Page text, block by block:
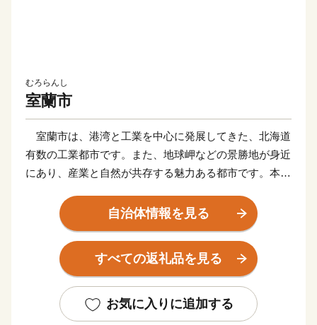
むろらんし
室蘭市
室蘭市は、港湾と工業を中心に発展してきた、北海道
有数の工業都市です。また、地球岬などの景勝地が身近
にあり、産業と自然が共存する魅力ある都市です。本市
業・生活を支えてきた港・海、知の拠点である大学な
ど、地域資源を最大限に活かしたまちづくりを進めてい
そんな室蘭市に一歩足を踏み入れると、マスコットキ
蘭市のいたるところで皆様をお迎えします。時には絵の
中を飛び出して、職員と一緒にまちに繰り出すことも。
自治体情報を見る
すべての返礼品を見る
お気に入りに追加する